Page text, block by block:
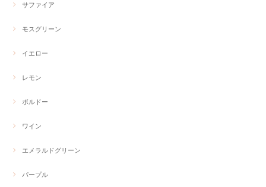
サファイア
モスグリーン
イエロー
レモン
ボルドー
ワイン
エメラルドグリーン
パープル